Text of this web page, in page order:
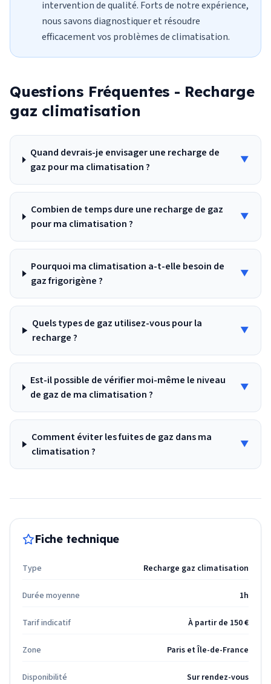
intervention de qualité. Forts de notre expérience,
nous savons diagnostiquer et résoudre
efficacement vos problèmes de climatisation.
Questions Fréquentes - Recharge
gaz climatisation
Quand devrais-je envisager une recharge de
gaz pour ma climatisation ?
▼
Combien de temps dure une recharge de gaz
pour ma climatisation ?
▼
Pourquoi ma climatisation a-t-elle besoin de
gaz frigorigène ?
▼
Quels types de gaz utilisez-vous pour la
recharge ?
▼
Est-il possible de vérifier moi-même le niveau
de gaz de ma climatisation ?
▼
Comment éviter les fuites de gaz dans ma
climatisation ?
▼
Fiche technique
Type Recharge gaz climatisation
Durée moyenne 1h
Tarif indicatif À partir de 150 €
Zone Paris et Île-de-France
Disponibilité Sur rendez-vous